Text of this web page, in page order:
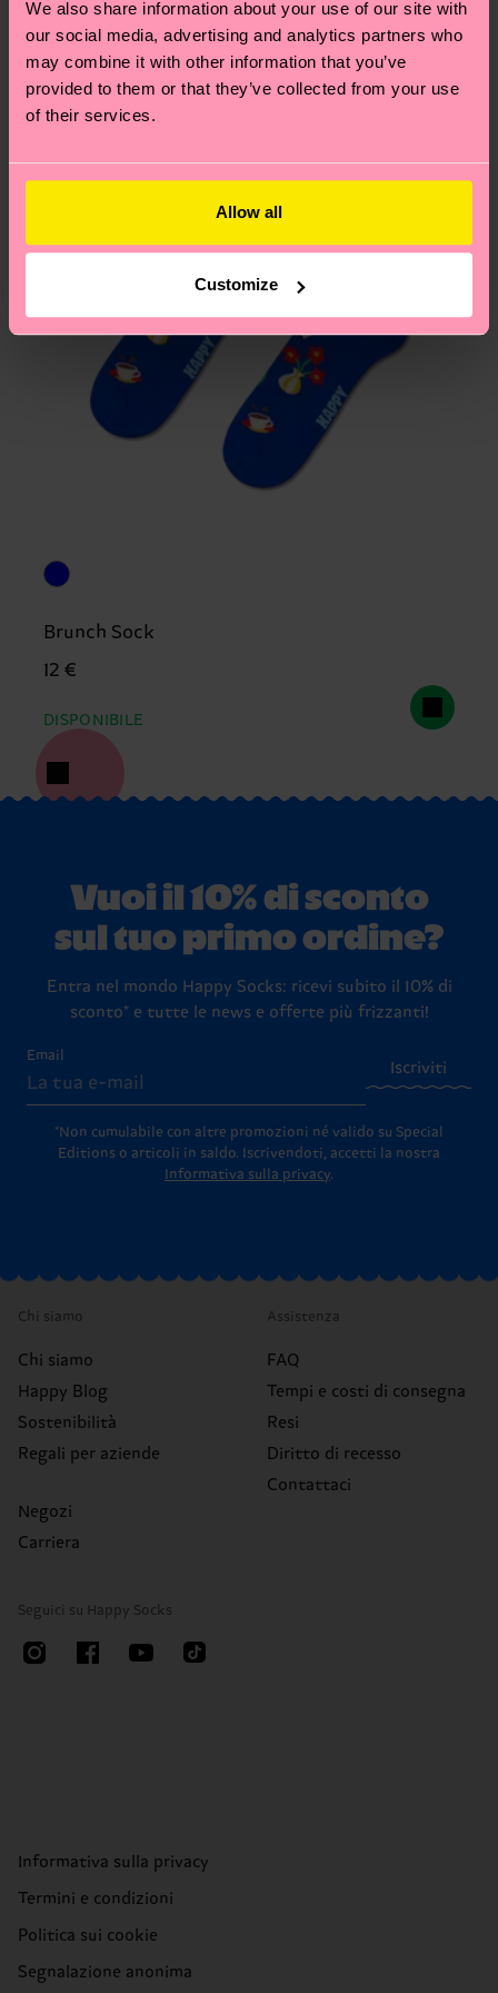
We also share information about your use of our site with
our social media, advertising and analytics partners who
may combine it with other information that you’ve
provided to them or that they’ve collected from your use
of their services.
Allow all
Customize
Hai domande sui resi? Visita la nostra paginaResi
per trovare le risposte alle domande più comuni.
Novità
Brunch Sock
12 €
DISPONIBILE
Vuoi il 10% di sconto
sul tuo primo ordine?
Entra nel mondo Happy Socks: ricevi subito il 10% di
sconto* e tutte le news e offerte più frizzanti!
Email
Iscriviti
*Non cumulabile con altre promozioni né valido su Special
Editions o articoli in saldo.
Iscrivendoti, accetti la nostra
Informativa sulla privacy.
Chi siamo
Chi siamo
Happy Blog
Sostenibilità
Regali per aziende
Negozi
Carriera
Assistenza
FAQ
Tempi e costi di consegna
Resi
Diritto di recesso
Contattaci
Seguici su Happy Socks
Informativa sulla privacy
Termini e condizioni
Politica sui cookie
Segnalazione anonima